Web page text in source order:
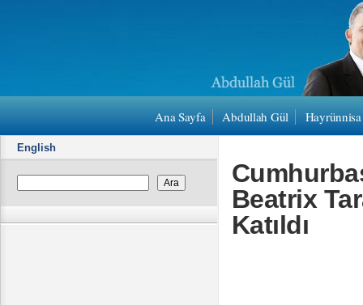
Ana Sayfa Abdullah Gül
English
Beatrix
Katıldı